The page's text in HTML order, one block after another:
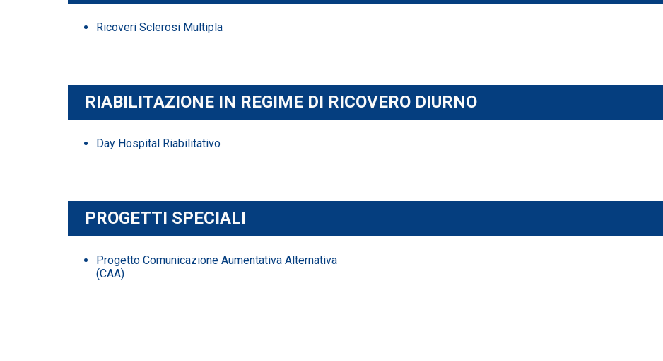
Ricoveri Sclerosi Multipla
RIABILITAZIONE IN REGIME DI RICOVERO DIURNO
Day Hospital Riabilitativo
PROGETTI SPECIALI
Progetto Comunicazione Aumentativa Alternativa
(CAA)